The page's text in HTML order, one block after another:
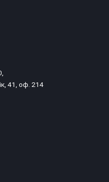
41, оф. 214